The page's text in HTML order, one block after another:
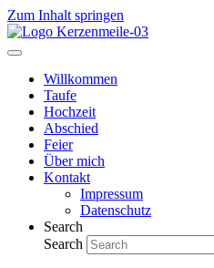
Zum Inhalt springen
Willkommen
Taufe
Hochzeit
Abschied
Feier
Über mich
Kontakt
Impressum
Datenschutz
Search
Search